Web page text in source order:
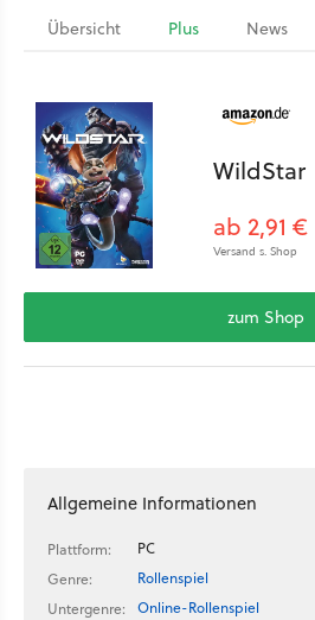
Übersicht Plus News
WildStar
ab 2,91 €
Versand s. Shop
zum Shop
Allgemeine Informationen
Plattform:
PC
Genre:
Rollenspiel
Untergenre:
Online-Rollenspiel